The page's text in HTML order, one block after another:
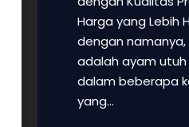
Harga yang Lebih
dengan namanya,
adalah ayam
dalam beberapa
yang…